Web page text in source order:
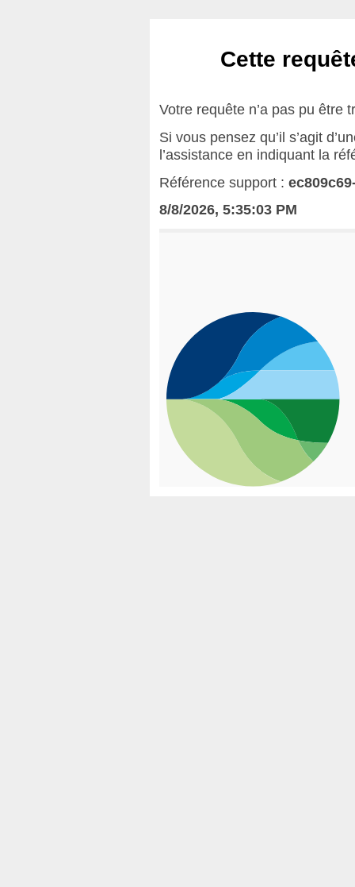
Cette
Votre requête n’a pas pu être
Si vous pensez qu’il s’agit
l’assistance en indiquant la
Référence support :
8/8/2026, 5:35:03 PM